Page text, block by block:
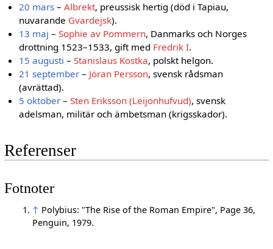
20 mars –Albrekt, preussisk hertig (död i Tapiau,
nuvarande Gvardejsk).
13 maj –Sophie av Pommern, Danmarks och Norges
drottning 1523–1533, gift med Fredrik I.
15 augusti –Stanislaus Kostka, polskt helgon.
21 september – Jöran Persson, svensk rådsman
(avrättad).
5 oktober –Sten Eriksson (Leijonhufvud), svensk
adelsman, militär och ämbetsman (krigsskador).
Referenser
Fotnoter
↑ Polybius: "The Rise of the Roman Empire", Page 36,
Penguin, 1979.